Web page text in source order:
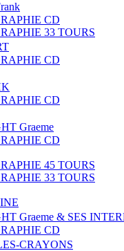
CD
33 TOURS
CD
CD
Graeme
CD
45 TOURS
33 TOURS
Graeme & SES
CD
CRAYONS